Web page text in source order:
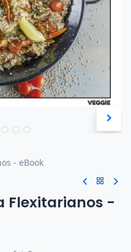
- eBook
Flexitarianos -